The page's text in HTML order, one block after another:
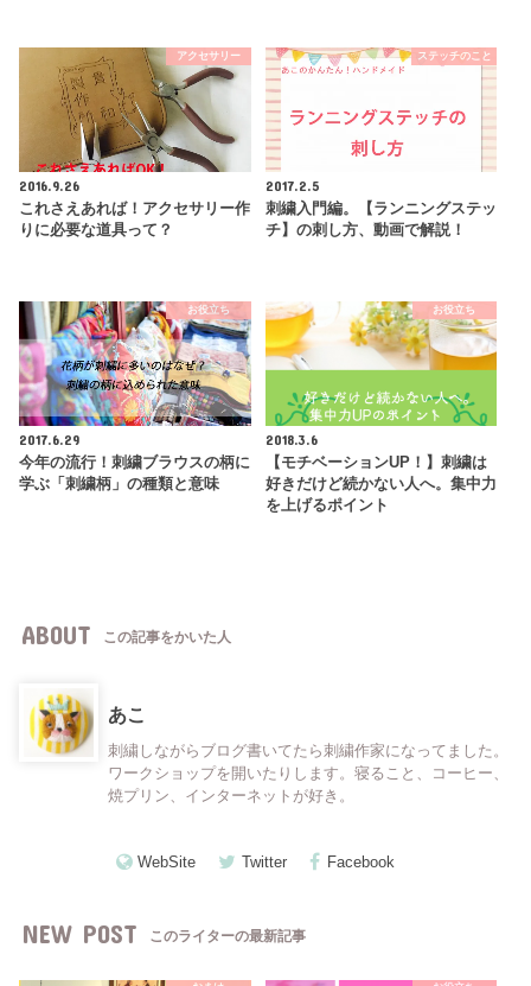
アクセサリー
2016.9.26
これさえあれば！アクセサリー作
りに必要な道具って？
ステッチのこと
2017.2.5
刺繍入門編。【ランニングステッ
チ】の刺し方、動画で解説！
お役立ち
2017.6.29
今年の流行！刺繍ブラウスの柄に
学ぶ「刺繍柄」の種類と意味
お役立ち
2018.3.6
【モチベーションUP！】刺繍は
好きだけど続かない人へ。集中力
を上げるポイント
ABOUT この記事をかいた人
あこ
刺繍しながらブログ書いてたら刺繍作家になってました。
ワークショップを開いたりします。寝ること、コーヒー、
焼プリン、インターネットが好き。
WebSite Twitter Facebook
NEW POST このライターの最新記事